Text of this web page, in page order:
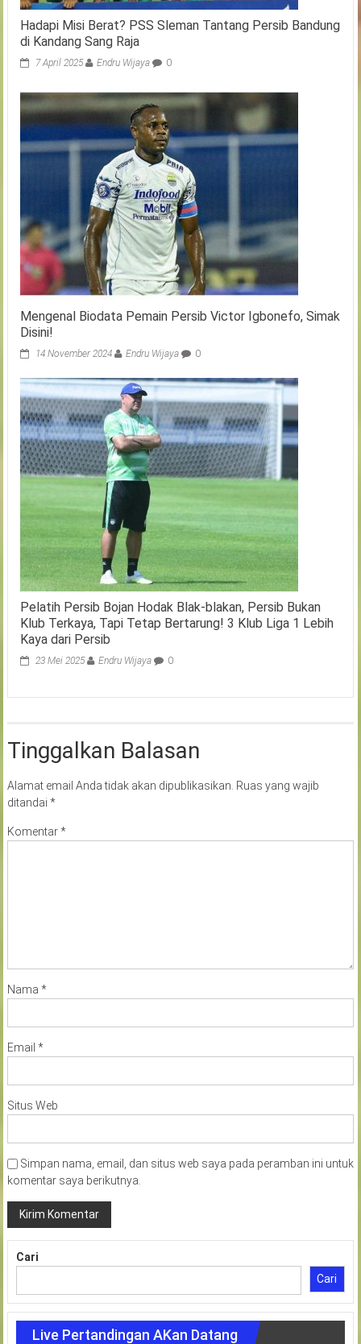
Hadapi Misi Berat? PSS Sleman Tantang Persib Bandung
di Kandang Sang Raja
7 April 2025 Endru Wijaya 0
Mengenal Biodata Pemain Persib Victor Igbonefo, Simak
Disini!
14 November 2024 Endru Wijaya 0
Pelatih Persib Bojan Hodak Blak-blakan, Persib Bukan
Klub Terkaya, Tapi Tetap Bertarung! 3 Klub Liga 1 Lebih
Kaya dari Persib
23 Mei 2025 Endru Wijaya 0
Tinggalkan Balasan
Alamat email Anda tidak akan dipublikasikan. Ruas yang wajib
ditandai *
Komentar*
Nama *
Email *
Situs Web
Simpan nama, email, dan situs web saya pada peramban ini untuk
komentar saya berikutnya.
Cari
Cari
Live Pertandingan AKan Datang